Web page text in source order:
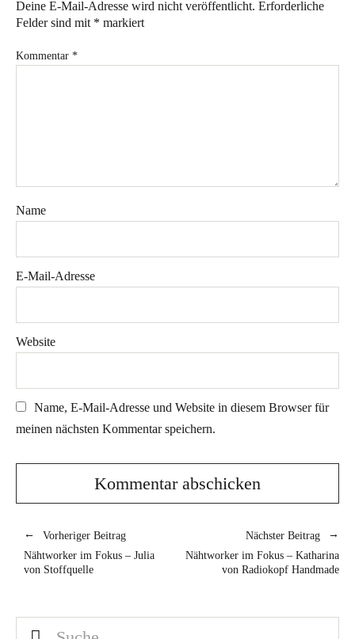
Deine E-Mail-Adresse wird nicht veröffentlicht. Erforderliche
Felder sind mit * markiert
Kommentar *
Name
E-Mail-Adresse
Website
Name, E-Mail-Adresse und Website in diesem Browser für
meinen nächsten Kommentar speichern.
Vorheriger Beitrag
Nähtworker im Fokus – Julia
von Stoffquelle
Nächster Beitrag
Nähtworker im Fokus – Katharina
von Radiokopf Handmade